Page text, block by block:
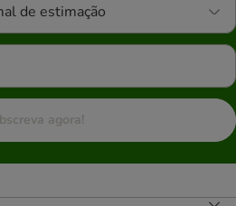
de estimação
agora!